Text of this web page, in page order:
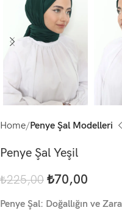
Home Penye Şal Modelleri
Penye Şal Yeşil
₺225,00 ₺70,00
Penye Şal: Doğallığın ve